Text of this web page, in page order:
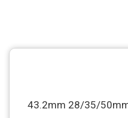
43.2mm 28/35/